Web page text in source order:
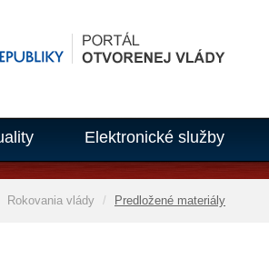
Elektronické služby
Rokovania vlády Predložené materiály